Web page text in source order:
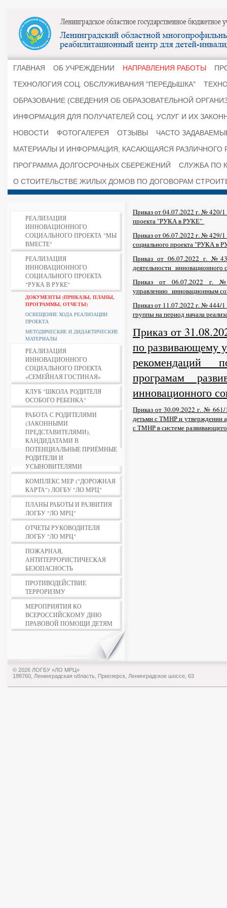
ГЛАВНАЯ ОБ УЧРЕЖДЕНИИ НАПРАВЛЕНИЯ РАБОТЫ
ТЕХНОЛОГИЯ СОЦ. ОБСЛУЖИВАНИЯ "ПЕРЕДЫШКА"
ОБРАЗОВАНИЕ (СВЕДЕНИЯ ОБ ОБРАЗОВАТЕЛЬНОЙ
ИНФОРМАЦИЯ ДЛЯ ПОЛУЧАТЕЛЕЙ СОЦ. УСЛУГ И ИХ
НОВОСТИ
ФОТОГАЛЕРЕЯ ОТЗЫВЫ
ЧАСТО
МАТЕРИАЛЫ И ИНФОРМАЦИЯ, КАСАЮЩАЯСЯ РАЗЛИЧНОГО
ПРОГРАММА ДОЛГОСРОЧНЫХ СБЕРЕЖЕНИЙ
СЛУЖБА ПО
О СТОИТЕЛЬСТВЕ ЖИЛЫХ ДОМОВ ПО ДОГОВОРАМ
РЕАЛИЗАЦИЯ
ИННОВАЦИОННОГО
СОЦИАЛЬНОГО ПРОЕКТА "МЫ
ВМЕСТЕ"
РЕАЛИЗАЦИЯ
ИННОВАЦИОННОГО
СОЦИАЛЬНОГО ПРОЕКТА
"РУКА В РУКЕ"
ДОКУМЕНТЫ (ПРИКАЗЫ, ПЛАНЫ,
ПРОГРАММЫ, ОТЧЕТЫ)
ОСВЕЩЕНИЕ ХОДА РЕАЛИЗАЦИИ
ПРОЕКТА
МЕТОДИЧЕСКИЕ И ДИДАКТИЧЕСКИЕ
МАТЕРИАЛЫ
РЕАЛИЗАЦИЯ
ИННОВАЦИОННОГО
СОЦИАЛЬНОГО ПРОЕКТА
«СЕМЕЙНАЯ ГОСТИНАЯ»
КЛУБ "ШКОЛА РОДИТЕЛЯ
ОСОБОГО РЕБЕНКА"
РАБОТА С РОДИТЕЛЯМИ
(ЗАКОННЫМИ
ПРЕДСТАВИТЕЛЯМИ),
КАНДИДАТАМИ В
ПОТЕНЦИАЛЬНЫЕ ПРИЁМНЫЕ
РОДИТЕЛИ И
УСЫНОВИТЕЛЯМИ
КОМПЛЕКС МЕР ("ДОРОЖНАЯ
КАРТА") ЛОГБУ "ЛО МРЦ"
ПЛАНЫ РАБОТЫ И РАЗВИТИЯ
ЛОГБУ "ЛО МРЦ"
ОТЧЕТЫ РУКОВОДИТЕЛЯ
ЛОГБУ "ЛО МРЦ"
ПОЖАРНАЯ,
АНТИТЕРРОРИСТИЧЕСКАЯ
БЕЗОПАСНОСТЬ
ПРОТИВОДЕЙСТВИЕ
ТЕРРОРИЗМУ
МЕРОПРИЯТИЯ КО
ВСЕРОССИЙСКОМУ ДНЮ
ПРАВОВОЙ ПОМОЩИ ДЕТЯМ
Приказ от 04.07.2022 г. № 420/1
проекта "РУКА в РУКЕ"
Приказ от 06.07.2022 г. № 429/
социального проекта "РУКА в
Приказ от 06.07.2022 г.
деятельности
Приказ от 06.07.2022 г.
управлению инновационным
Приказ от 11.07.2022 г. № 444/1
группы на период начала
Приказ от
по развивающему
рекомендаций
програмам
инновационного
Приказ от 30.09.2022 г. № 661/
детьми с ТМНР и утверждении
с ТМНР в системе
© 2026 ЛОГБУ «ЛО МРЦ»
188760, Ленинградская область, Приозерск, Ленинградское шоссе, 63